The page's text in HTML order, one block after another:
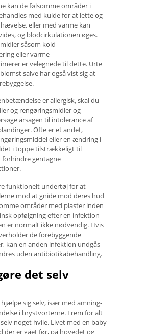
kan de følsomme områder i
med kulde for at lette og
eller med varme kan
og blodcirkulationen øges.
såsom kold
eller varme
er velegnede til dette. Urte
salve har også vist sig at
er allergisk, skal du
og rengøringsmidler og
årsagen til intolerance af
Ofte er et andet,
eller en ændring i
i toppe tilstrækkeligt til
gentagne
funktionelt undertøj for at
mod at gnide mod deres hud
områder med plaster inden
opfølgning efter en infektion
er normalt ikke nødvendig. Hvis
de forebyggende
kan en anden infektion undgås
uden antibiotikabehandling.
det selv
sig selv, især med amning-
i brystvorterne. Frem for alt
noget hvile. Livet med en baby
der er gået før, på hovedet og